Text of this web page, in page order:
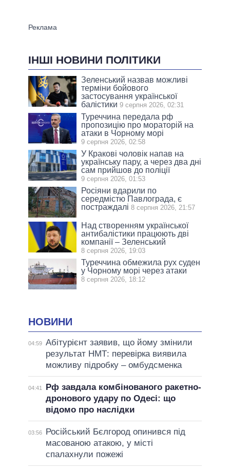
ІНШІ НОВИНИ ПОЛІТИКИ
Зеленський назвав можливі
терміни бойового
застосування української
балістики 9 серпня 2026, 02:31
Туреччина передала рф
пропозицію про мораторій на
атаки в Чорному морі
9 серпня 2026, 02:58
У Кракові чоловік напав на
українську пару, а через два дні
сам прийшов до поліції
9 серпня 2026, 01:53
Росіяни вдарили по
середмістю Павлограда, є
постраждалі 8 серпня 2026, 21:57
Над створенням української
антибалістики працюють дві
компанії – Зеленський
8 серпня 2026, 19:03
Туреччина обмежила рух суден
у Чорному морі через атаки
8 серпня 2026, 18:12
НОВИНИ
04:59 Абітурієнт заявив, що йому змінили
результат НМТ: перевірка виявила
можливу підробку – омбудсменка
04:41
Рф завдала комбінованого ракетно-
дронового удару по Одесі: що
відомо про наслідки
03:56
Російський Бєлгород опинився під
масованою атакою, у місті
спалахнули пожежі